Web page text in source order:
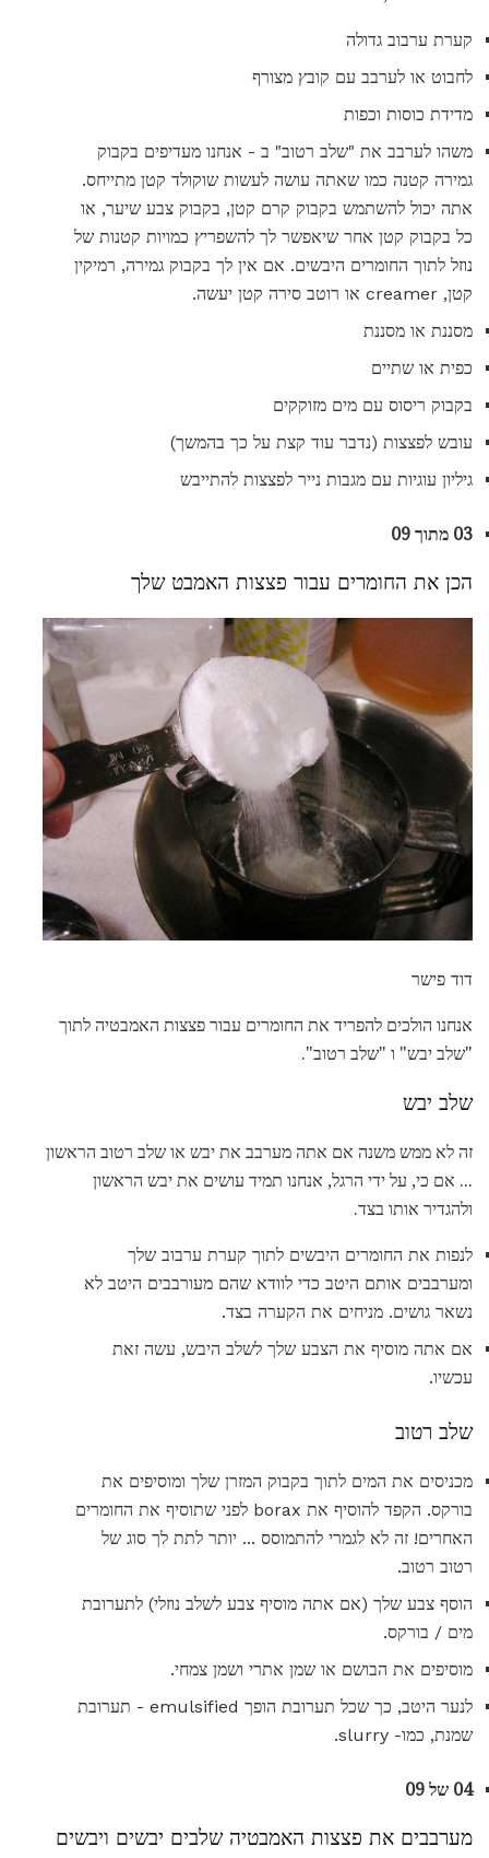
קערת ערבוב גדולה
לחבוט או לערבב עם קובץ מצורף
מדידת כוסות וכפות
משהו לערבב את "שלב רטוב" ב - אנחנו מעדיפים בקבוק
גמירה קטנה כמו שאתה עושה לעשות שוקולד קטן מתייחס.
אתה יכול להשתמש בקבוק קרם קטן, בקבוק צבע שיער, או
כל בקבוק קטן אחר שיאפשר לך להשפריץ כמויות קטנות של
נוזל לתוך החומרים היבשים. אם אין לך בקבוק גמירה, רמיקין
קטן, creamer או רוטב סירה קטן יעשה.
מסננת או מסננת
כפית או שתיים
בקבוק ריסוס עם מים מזוקקים
עובש לפצצות (נדבר עוד קצת על כך בהמשך)
גיליון עוגיות עם מגבות נייר לפצצות להתייבש
03 מתוך 09
הכן את החומרים עבור פצצות האמבט שלך
דוד פישר
אנחנו הולכים להפריד את החומרים עבור פצצות האמבטיה לתוך
"שלב יבש" ו "שלב רטוב".
שלב יבש
זה לא ממש משנה אם אתה מערבב את יבש או שלב רטוב הראשון
... אם כי, על ידי הרגל, אנחנו תמיד עושים את יבש הראשון
ולהגדיר אותו בצד.
לנפות את החומרים היבשים לתוך קערת ערבוב שלך
ומערבבים אותם היטב כדי לוודא שהם מעורבבים היטב לא
נשאר גושים. מניחים את הקערה בצד.
אם אתה מוסיף את הצבע שלך לשלב היבש, עשה זאת
עכשיו.
שלב רטוב
מכניסים את המים לתוך בקבוק המזרן שלך ומוסיפים את
בורקס. הקפד להוסיף את borax לפני שתוסיף את החומרים
האחרים! זה לא לגמרי להתמוסס ... יותר לתת לך סוג של
רטוב רטוב.
הוסף צבע שלך (אם אתה מוסיף צבע לשלב נוזלי) לתערובת
מים / בורקס.
מוסיפים את הבושם או שמן אתרי ושמן צמחי.
לנער היטב, כך שכל תערובת הופך emulsified - תערובת
שמנת, כמו- slurry.
04 של 09
מערבבים את פצצות האמבטיה שלבים יבשים ויבשים